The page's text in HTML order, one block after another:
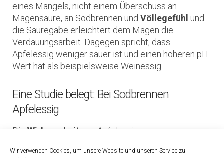
Wir verwenden Cookies, um unsere Website und unseren Service zu
eines Mangels, nicht einem Überschuss an
Magensäure, an Sodbrennen und Völlegefühl und
die Säuregabe erleichtert dem Magen die
Verdauungsarbeit. Dagegen spricht, dass
Apfelessig weniger sauer ist und einen höheren pH
Wert hat als beispielsweise Weinessig.
Eine Studie belegt: Bei Sodbrennen
Apfelessig
Die Wirksamkeit von Apfelessig gegen
randomisierten, doppelblinden ) Studie der Arizona